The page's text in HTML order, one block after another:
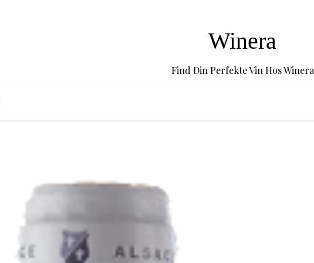
Winera
Find Din Perfekte Vin Hos Winera